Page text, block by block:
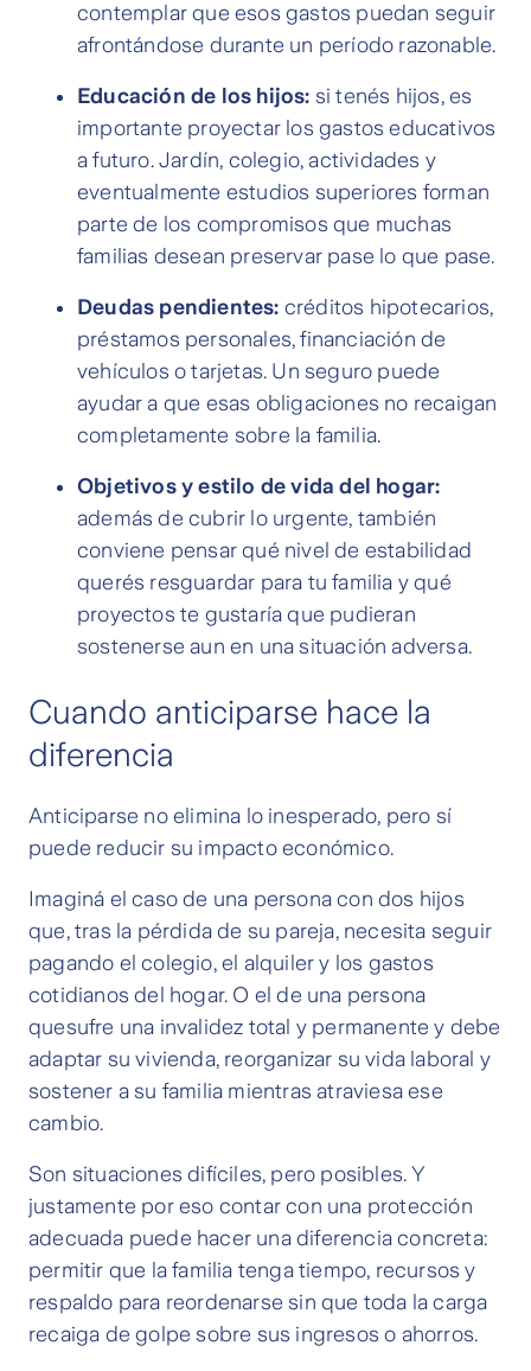
contemplar que esos gastos puedan seguir
afrontándose durante un período razonable.
Educación de los hijos: si tenés hijos, es
importante proyectar los gastos educativos
a futuro. Jardín, colegio, actividades y
eventualmente estudios superiores forman
parte de los compromisos que muchas
familias desean preservar pase lo que pase.
Deudas pendientes: créditos hipotecarios,
préstamos personales, financiación de
vehículos o tarjetas. Un seguro puede
ayudar a que esas obligaciones no recaigan
completamente sobre la familia.
Objetivos y estilo de vida del hogar:
además de cubrir lo urgente, también
conviene pensar qué nivel de estabilidad
querés resguardar para tu familia y qué
proyectos te gustaría que pudieran
sostenerse aun en una situación adversa.
Cuando anticiparse hace la
diferencia
Anticiparse no elimina lo inesperado, pero sí
puede reducir su impacto económico.
Imaginá el caso de una persona con dos hijos
que, tras la pérdida de su pareja, necesita seguir
pagando el colegio, el alquiler y los gastos
cotidianos del hogar. O el de una persona
quesufre una invalidez total y permanente y debe
adaptar su vivienda, reorganizar su vida laboral y
sostener a su familia mientras atraviesa ese
cambio.
Son situaciones difíciles, pero posibles. Y
justamente por eso contar con una protección
adecuada puede hacer una diferencia concreta:
permitir que la familia tenga tiempo, recursos y
respaldo para reordenarse sin que toda la carga
recaiga de golpe sobre sus ingresos o ahorros.